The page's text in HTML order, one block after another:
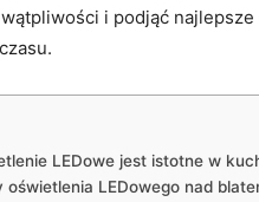
i podjąć
LEDowe jest‍ istotne w⁣
​oświetlenia ​LEDowego ⁤nad